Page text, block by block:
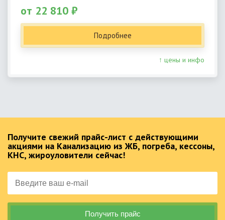
от 22 810 ₽
Подробнее
↑ цены и инфо
Получите свежий прайс-лист с действующими
акциями на Канализацию из ЖБ, погреба, кессоны,
КНС, жироуловители сейчас!